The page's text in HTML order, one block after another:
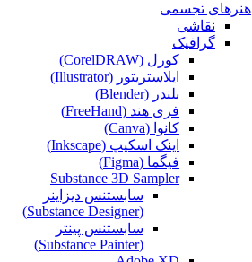
هنرهای تجسمی
نقاشی‌
گرافیک
کورل (CorelDRAW)
ایلاستریتور (Illustrator)
بلندر (Blender)
فری هند (FreeHand)
کانوا (Canva)
اینک اسکیپ (Inkscape)
فیگما (Figma‎)
Substance 3D Sampler
سابستنس دیزاینر
(Substance Designer)
سابستنس پینتر
(Substance Painter)